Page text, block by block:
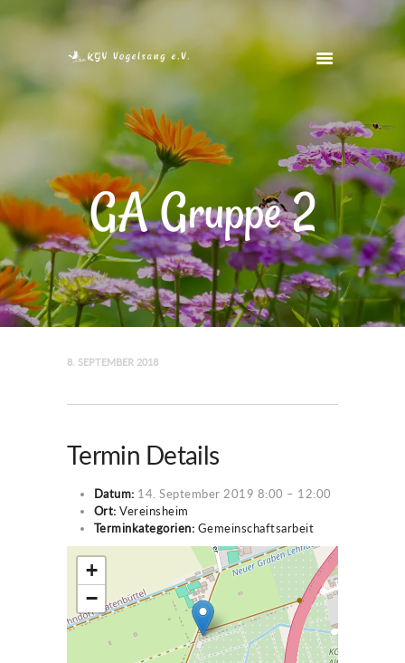
GA Gruppe 2
STARTSEITE
VEREIN
VEREINSHEIM
FOTOS
FREIE GÄRTEN
KONTAKT
8. SEPTEMBER 2018
Termin Details
Datum: 14. September 2019 8:00 – 12:00
Ort: Vereinsheim
Terminkategorien: Gemeinschaftsarbeit
+
−